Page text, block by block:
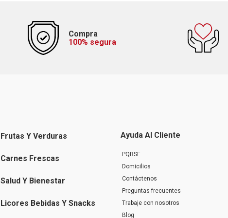
Compra
100% segura
Frutas Y Verduras
Carnes Frescas
Salud Y Bienestar
Licores Bebidas Y Snacks
Ayuda Al Cliente
PQRSF
Domicilios
Contáctenos
Preguntas frecuentes
Trabaje con nosotros
Blog